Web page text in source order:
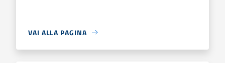
VAI ALLA PAGINA